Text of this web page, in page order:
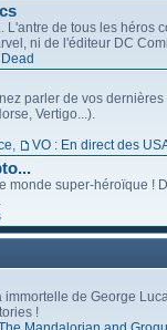
L'antre de tous les héros
ni de l'éditeur DC
parler de vos dernières
Vertigo...).
VO : En direct des
monde super-héroïque !
immortelle de George
!